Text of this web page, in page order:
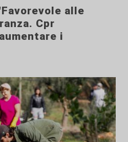
alle
Cpr
i